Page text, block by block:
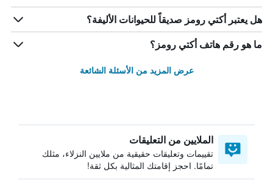
هل يعتبر أكتي رومز صديقاً للحيوانات الأليفة؟
ما هو رقم هاتف أكتي رومز؟
عرض المزيد من الأسئلة الشائعة
الملايين من التعليقات
تقييمات وتعليقات حقيقية من ملايين النزلاء، مثلك
تمامًا. احجز إقامتك المثالية بكل ثقة!